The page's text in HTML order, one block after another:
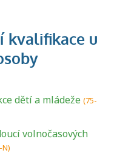
dětí a mládeže (75-
volnočasových
kvalifikací.